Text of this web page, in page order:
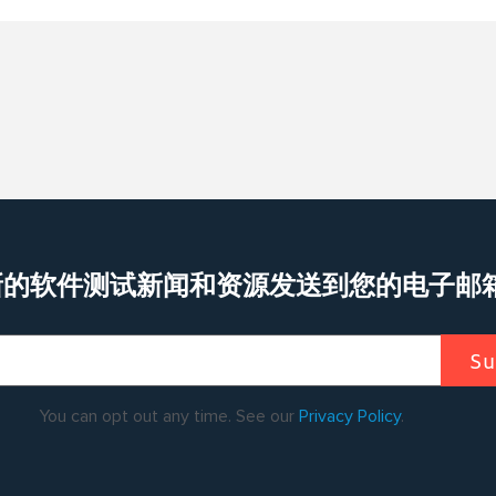
软件测试新闻和资源发送到您的电子邮
You can opt out any time. See our Privacy Policy.